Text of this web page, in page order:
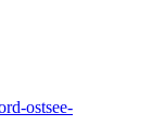
ostsee-